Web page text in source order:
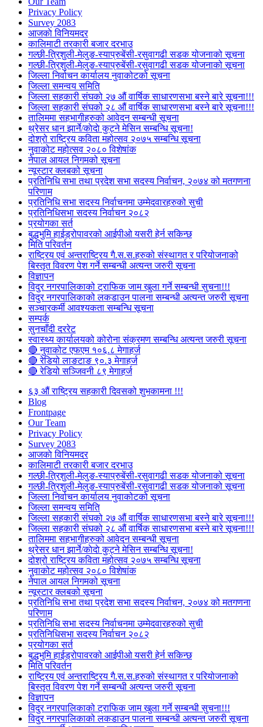
Privacy Policy
Survey 2083
आजकाे विनियमदर
कालिमाटी तरकारी बजार दरभाउ
गल्छी-त्रिशुली-मेलुङ-स्याप्रुबेंसी-रसुवागढी सडक योजनाको सूचना
गल्छी-त्रिशुली-मेलुङ-स्याप्रुबेंसी-रसुवागढी सडक योजनाको सूचना
जिल्ला निर्वाचन कार्यालय नुवाकोटको सूचना
जिल्ला समन्वय समिति
जिल्ला सहकारी संघको २७ औं वार्षिक साधारणसभा बस्ने बारे सूचना!!!
जिल्ला सहकारी संघको २८ औं वार्षिक साधारणसभा बस्ने बारे सूचना!!!
तालिममा सहभागीहरुको आवेदन सम्बन्धी सूचना
थ्रेसर धान झार्ने/काेदाे कुट्ने मेसिन सम्बन्धि सूचना!
दोश्रो राष्ट्रिय कविता महोत्सव २०७५ सम्बन्धि सूचना
नुवाकोट महोत्सव २०८० विशेषांक
नेपाल आयल निगमको सूचना
न्यूस्टार क्लबको सूचना
प्रतिनिधि सभा तथा प्रदेश सभा सदस्य निर्वाचन, २०७४ को मतगणना
परिणाम
प्रतिनिधि सभा सदस्य निर्वाचनमा उम्मेदवारहरुको सुची
प्रतिनिधिसभा सदस्य निर्वाचन २०८२
प्रयोगका सर्त
बुद्धभुमि हाईड्रोपावरको आईपीओ यसरी हेर्न सकिन्छ
मिति परिवर्तन
राष्ट्रिय एवं अन्तराष्ट्रिय गै.स.स.हरुको संस्थागत र परियोजनाको
बिस्तृत विवरण पेश गर्ने सम्बन्धी अत्यन्त जरुरी सूचना
विज्ञापन
विदुर नगरपालिकाको ट्राफिक जाम खुला गर्ने सम्बन्धी सुचना!!!
विदुर नगरपालिकाको लकडाउन पालना सम्बन्धी अत्यन्त जरुरी सूचना
सञ्चारकर्मी आवश्यकता सम्बन्धि सूचना
सम्पर्क
सुनचाँदी दररेट
स्वास्थ्य कार्यालयको कोरोना संक्रमण सम्बन्धि अत्यन्त जरुरी सूचना
🔴 नुवाकोट एफएम १०६.८ मेगाहर्ज
🔴 रेडियो लाङटाङ ९०.३ मेगाहर्ज
🔴 रेडियो सञ्जिवनी ८९ मेगाहर्ज
६३ औं राष्ट्रिय सहकारी दिवसको शुभकामना !!!
Blog
Frontpage
Our Team
Privacy Policy
Survey 2083
आजकाे विनियमदर
कालिमाटी तरकारी बजार दरभाउ
गल्छी-त्रिशुली-मेलुङ-स्याप्रुबेंसी-रसुवागढी सडक योजनाको सूचना
गल्छी-त्रिशुली-मेलुङ-स्याप्रुबेंसी-रसुवागढी सडक योजनाको सूचना
जिल्ला निर्वाचन कार्यालय नुवाकोटको सूचना
जिल्ला समन्वय समिति
जिल्ला सहकारी संघको २७ औं वार्षिक साधारणसभा बस्ने बारे सूचना!!!
जिल्ला सहकारी संघको २८ औं वार्षिक साधारणसभा बस्ने बारे सूचना!!!
तालिममा सहभागीहरुको आवेदन सम्बन्धी सूचना
थ्रेसर धान झार्ने/काेदाे कुट्ने मेसिन सम्बन्धि सूचना!
दोश्रो राष्ट्रिय कविता महोत्सव २०७५ सम्बन्धि सूचना
नुवाकोट महोत्सव २०८० विशेषांक
नेपाल आयल निगमको सूचना
न्यूस्टार क्लबको सूचना
प्रतिनिधि सभा तथा प्रदेश सभा सदस्य निर्वाचन, २०७४ को मतगणना
परिणाम
प्रतिनिधि सभा सदस्य निर्वाचनमा उम्मेदवारहरुको सुची
प्रतिनिधिसभा सदस्य निर्वाचन २०८२
प्रयोगका सर्त
बुद्धभुमि हाईड्रोपावरको आईपीओ यसरी हेर्न सकिन्छ
मिति परिवर्तन
राष्ट्रिय एवं अन्तराष्ट्रिय गै.स.स.हरुको संस्थागत र परियोजनाको
बिस्तृत विवरण पेश गर्ने सम्बन्धी अत्यन्त जरुरी सूचना
विज्ञापन
विदुर नगरपालिकाको ट्राफिक जाम खुला गर्ने सम्बन्धी सुचना!!!
विदुर नगरपालिकाको लकडाउन पालना सम्बन्धी अत्यन्त जरुरी सूचना